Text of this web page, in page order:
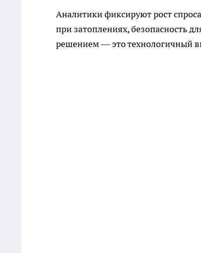
Аналитики фиксируют рост
при затоплениях, безопасность
решением — это технологичный